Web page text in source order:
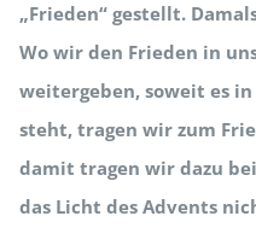
„Frieden“ gestellt.
Wo wir den Frieden in
weitergeben, soweit es
steht, tragen wir zum
damit tragen wir dazu
das Licht des Advents